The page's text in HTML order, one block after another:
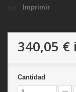
Imprimir
340,05 €
Cantidad